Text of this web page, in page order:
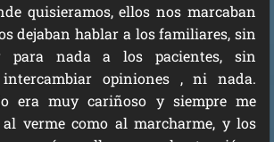
quisieramos, ellos nos marcaban
dejaban hablar a los familiares, sin
para nada a los pacientes, sin
opiniones , ni nada.
era muy cariñoso y siempre me
verme como al marcharme, y los